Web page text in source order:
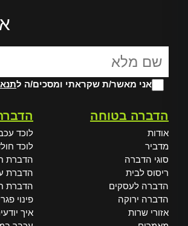
אני מאשר/ת שקראתי ומסכים/ה ל
הדברה בטוחה
אודות
מדביר
סוגי הדברה
ריסוס לבית
הדברה לעסקים
הדברה ירוקה
אזורי שרות
לוכד
לוכד
הדברת
הדברת
הדברת
פינוי
איך